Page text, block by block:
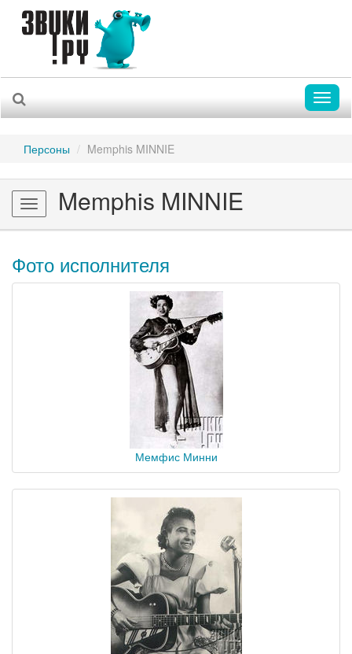
Персоны Memphis MINNIE
Toggle
navigation
Memphis MINNIE
Фото исполнителя
Мемфис Минни